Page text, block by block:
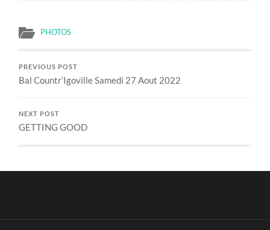
PHOTOS
PREVIOUS POST
Bal Countr’Igoville Samedi 27 Aout 2022
NEXT POST
GETTING GOOD